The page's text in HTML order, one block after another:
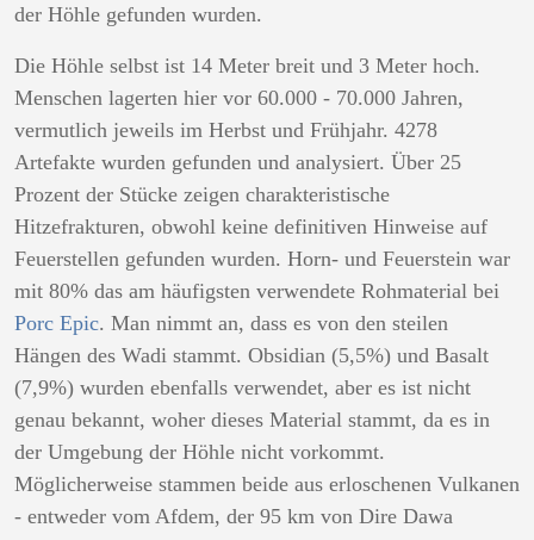
der Höhle gefunden wurden.
Die Höhle selbst ist 14 Meter breit und 3 Meter hoch.
Menschen lagerten hier vor 60.000 - 70.000 Jahren,
vermutlich jeweils im Herbst und Frühjahr. 4278
Artefakte wurden gefunden und analysiert. Über 25
Prozent der Stücke zeigen charakteristische
Hitzefrakturen, obwohl keine definitiven Hinweise auf
Feuerstellen gefunden wurden. Horn- und Feuerstein war
mit 80% das am häufigsten verwendete Rohmaterial bei
Porc Epic. Man nimmt an, dass es von den steilen
Hängen des Wadi stammt. Obsidian (5,5%) und Basalt
(7,9%) wurden ebenfalls verwendet, aber es ist nicht
genau bekannt, woher dieses Material stammt, da es in
der Umgebung der Höhle nicht vorkommt.
Möglicherweise stammen beide aus erloschenen Vulkanen
- entweder vom Afdem, der 95 km von Dire Dawa